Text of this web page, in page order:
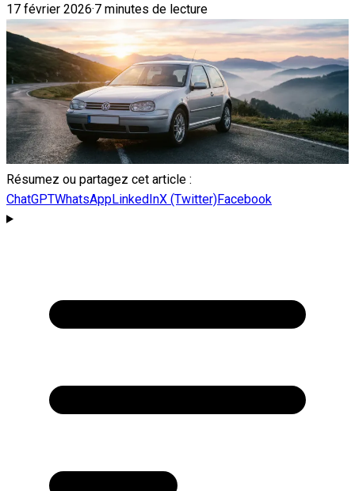
17 février 2026·7 minutes de lecture
Résumez ou partagez cet article :
ChatGPTWhatsAppLinkedInX (Twitter)Facebook